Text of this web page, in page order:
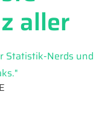
aller
Statistik-Nerds und